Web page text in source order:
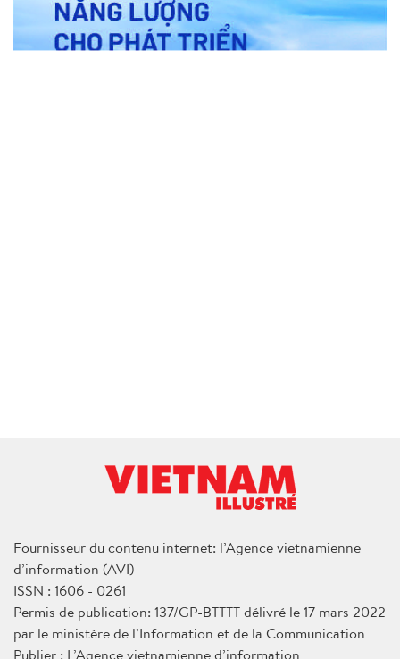
Fournisseur du contenu internet: l’Agence vietnamienne
d’information (AVI)
ISSN : 1606 - 0261
Permis de publication: 137/GP-BTTTT délivré le 17 mars 2022
par le ministère de l’Information et de la Communication
Publier : L’Agence vietnamienne d’information